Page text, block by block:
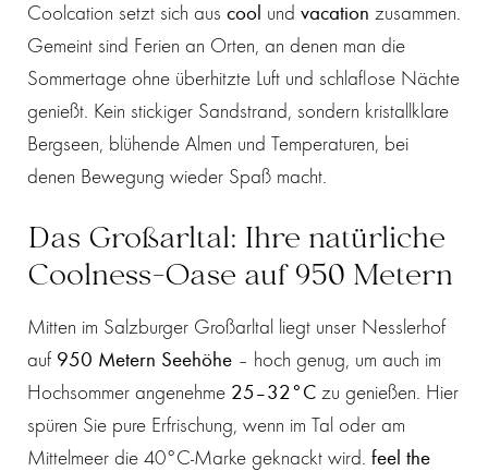
Coolcation setzt sich aus cool und vacation zusammen.
Gemeint sind Ferien an Orten, an denen man die
Sommertage ohne überhitzte Luft und schlaflose Nächte
genießt. Kein stickiger Sandstrand, sondern kristallklare
Bergseen, blühende Almen und Temperaturen, bei
denen Bewegung wieder Spaß macht.
Das Großarltal: Ihre natürliche
Coolness-Oase auf 950 Metern
Mitten im Salzburger Großarltal liegt unser Nesslerhof
auf 950 Metern Seehöhe – hoch genug, um auch im
Hochsommer angenehme 25–32°C zu genießen. Hier
spüren Sie pure Erfrischung, wenn im Tal oder am
Mittelmeer die 40°C-Marke geknackt wird. feel the